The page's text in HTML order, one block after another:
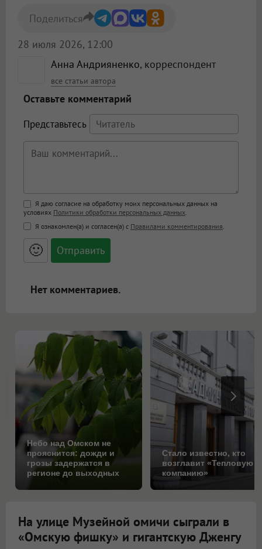
Анна Андрияненко, корреспондент
все статьи автора
28 июля 2026, 12:00
Поделиться
Оставьте комментарий
Представьтесь
Поддержка HTML
<b>, <strong>, <u>, <i>, <em>, <s>, <big>,
<small>, <sup>, <sub>, <pre>, <ul>, <ol>, <li>,
<blockquote>, <code> экранирует HTML,
адреса URL автоматически становятся
ссылками, и [img]адрес[/img] будет
Я даю согласие на обработку моих персональных данных на
условиях Политики обработки персональных данных
Я ознакомлен(а) и согласен(а) с Правилами комментирования
🙂
Нет комментариев.
Небо над Омском не
прояснится: дожди и
грозы задержатся в
регионе до выходных
Стало известно, кто
возглавит «Тепловую
компанию»
На улице Музейной омичи сыграли в
«Омскую фишку» и гигантскую Дженгу